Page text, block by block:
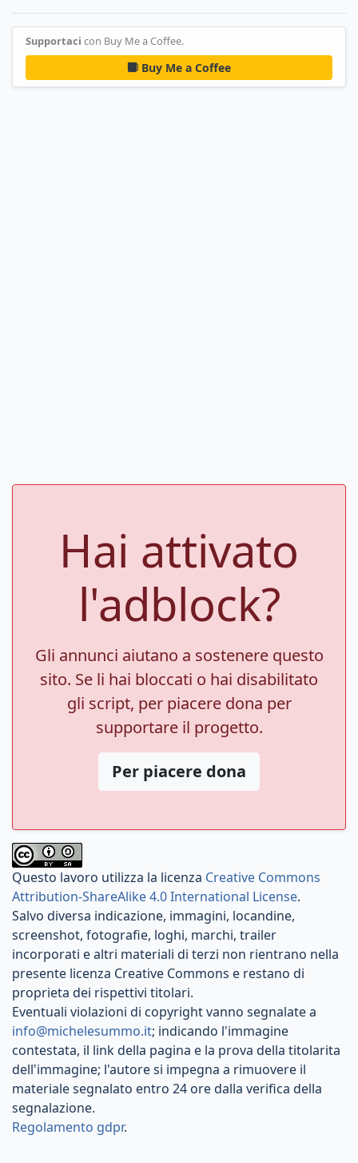
Supportaci con Buy Me a Coffee.
Buy Me a Coffee
Hai attivato
l'adblock?
Gli annunci aiutano a sostenere questo
sito. Se li hai bloccati o hai disabilitato
gli script, per piacere dona per
supportare il progetto.
Per piacere dona
Questo lavoro utilizza la licenza Creative Commons
Attribution-ShareAlike 4.0 International License.
Salvo diversa indicazione, immagini, locandine,
screenshot, fotografie, loghi, marchi, trailer
incorporati e altri materiali di terzi non rientrano nella
presente licenza Creative Commons e restano di
proprieta dei rispettivi titolari.
Eventuali violazioni di copyright vanno segnalate a
info@michelesummo.it; indicando l'immagine
contestata, il link della pagina e la prova della titolarita
dell'immagine; l'autore si impegna a rimuovere il
materiale segnalato entro 24 ore dalla verifica della
segnalazione.
Regolamento gdpr.